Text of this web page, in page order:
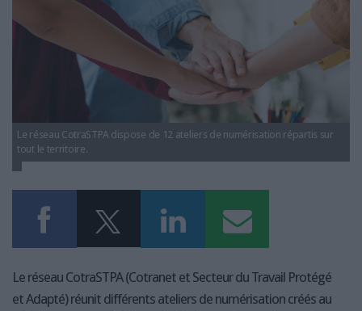
LES GUIDES PRATIQUES
LES BASES DE DONNÉES
L'ESPACE EMPLOI
LES SUPPLÉMENTS
Le réseau CotraSTPA dispose de 12 ateliers de numérisation répartis sur
tout le territoire.
Le réseau CotraSTPA (Cotranet et Secteur du Travail Protégé
et Adapté) réunit différents ateliers de numérisation créés au